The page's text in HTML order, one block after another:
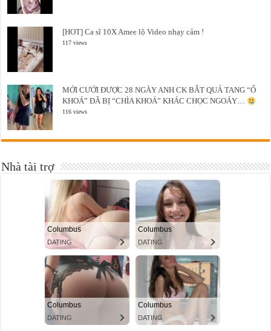
[HOT] Ca sĩ 10X Amee lộ Video nhạy cảm !
117 views
MỚI CƯỚI ĐƯỢC 28 NGÀY ANH CK BẮT QUẢ TANG “Ổ
KHOÁ” ĐÃ BỊ “CHÌA KHOÁ” KHÁC CHỌC NGOÁY…
116 views
Nhà tài trợ